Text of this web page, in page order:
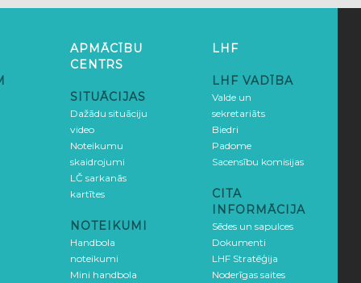
APMĀCĪBU
CENTRS
SITUĀCIJAS
Dažādu situāciju
video
Noteikumu
skaidrojumi
LČ sarkanās
kartītes
NOTEIKUMI
Handbola
noteikumi
Mini handbola
LHF
LHF VADĪBA
Valde un
sekretariāts
Biedri
Padome
Sacensību komisijas
CITA
INFORMĀCIJA
Sēdes un sapulces
Dokumenti
LHF Stratēģija
Noderīgas saites